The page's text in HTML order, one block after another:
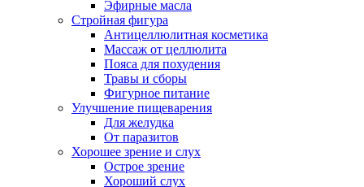
Эфирные масла
Стройная фигура
Антицеллюлитная косметика
Массаж от целлюлита
Пояса для похудения
Травы и сборы
Фигурное питание
Улучшение пищеварения
Для желудка
От паразитов
Хорошее зрение и слух
Острое зрение
Хороший слух